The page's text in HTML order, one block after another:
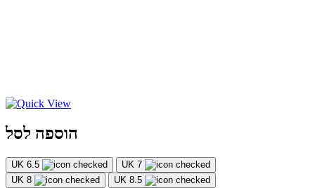
הוספה לסל
UK 6.5
UK 7
UK 8
UK 8.5